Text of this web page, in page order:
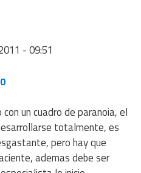
- 09:51
un cuadro de paranoia, el
totalmente, es
pero hay que
ademas debe ser